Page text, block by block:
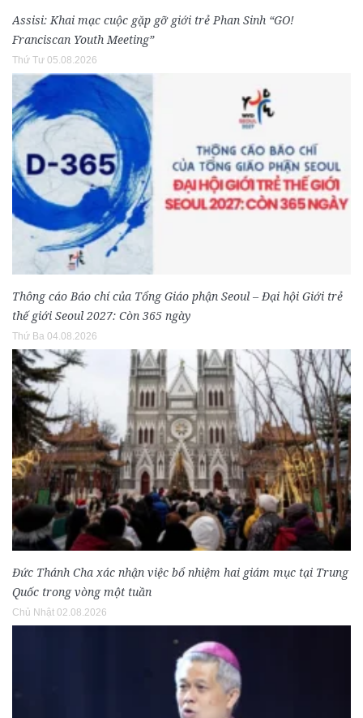
Assisi: Khai mạc cuộc gặp gỡ giới trẻ Phan Sinh “GO!
Franciscan Youth Meeting”
Thứ Tư 05.08.2026
Thông cáo Báo chí của Tổng Giáo phận Seoul – Đại hội Giới trẻ
thế giới Seoul 2027: Còn 365 ngày
Thứ Ba 04.08.2026
Đức Thánh Cha xác nhận việc bổ nhiệm hai giám mục tại Trung
Quốc trong vòng một tuần
Chủ Nhật 02.08.2026